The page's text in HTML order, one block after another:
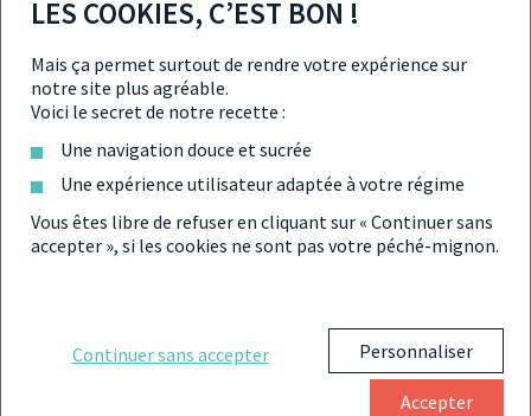
allongée, conditions adaptées au marché immobilier
À savoir
Au Portugal par exemple, les banques proposent
des taux moyens autour de1,5 % en 2023, alors
qu’ils dépassaient2,5 % en Francela même
justificatifs traduits ou légalisés.
LES COOKIES, C’EST BON !
Mais ça permet surtout de rendre votre expérience sur
notre site plus agréable.
Voici le secret de notre recette :
Une navigation douce et sucrée
Une expérience utilisateur adaptée à votre régime
Vous êtes libre de refuser en cliquant sur « Continuer sans
accepter », si les cookies ne sont pas votre péché-mignon.
Continuer sans accepter Personnaliser
Accepter